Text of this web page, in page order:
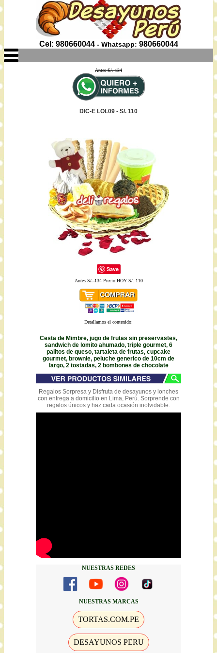
Cel: 980660044- Whatsapp: 980660044
Antes S/. 134
DIC-E LOL09 - S/. 110
Save
AntesS/. 134Precio HOY S/. 110
Detallamos el contenido:
Cesta de Mimbre, jugo de frutas sin preservastes,
sandwich de lomito ahumado, triple gourmet, 6
palitos de queso, tartaleta de frutas, cupcake
gourmet, brownie, peluche generico de 10cm de
largo, 2 tostadas, 2 bombones de chocolate
Regalos Sorpresa y Disfruta de desayunos y lonches
con entrega a domicilio en Lima, Perú. Sorprende con
regalos únicos y haz cada ocasión inolvidable.
NUESTRAS REDES
NUESTRAS MARCAS
TORTAS.COM.PE
DESAYUNOS PERU